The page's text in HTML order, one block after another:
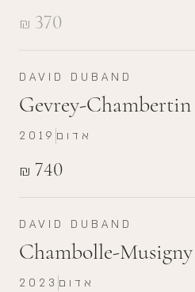
₪ 370
DAVID DUBAND
Gevrey-
₪ 740
2019 אדום
DAVID DUBAND
Chambolle-
2023 אדום